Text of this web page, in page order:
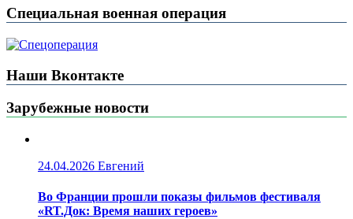
Специальная военная операция
Наши Вконтакте
Зарубежные новости
24.04.2026 Евгений
Во Франции прошли показы фильмов фестиваля
«RT.Док: Время наших героев»